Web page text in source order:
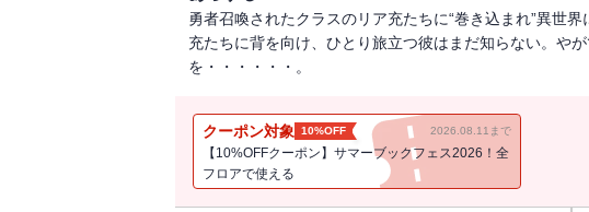
勇者召喚されたクラスのリア充たちに“巻き込まれ”異世
充たちに背を向け、ひとり旅立つ彼はまだ知らない。や
を・・・・・・。
クーポン対象 10%OFF 2026.08.11まで
【10%OFFクーポン】サマーブックフェス2026！全
フロアで使える